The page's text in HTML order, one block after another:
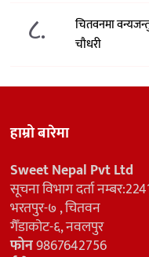
८.
चितवनमा
चौधरी
हाम्रो बारेमा
Sweet Nepal Pvt Ltd
सूचना विभाग दर्ता
भरतपुर-७ , चितवन
गैँडाकोट-६, नवलपुर
फोन9867642756